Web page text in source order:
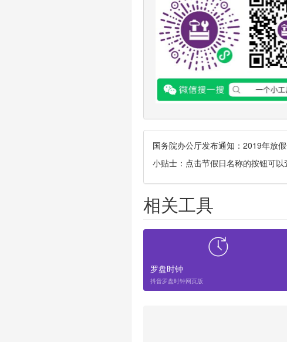
国务院办公厅发布通知：2019年放假
小贴士：点击节假日名称的按钮可以
相关工具
罗盘时钟
抖音罗盘时钟网页版